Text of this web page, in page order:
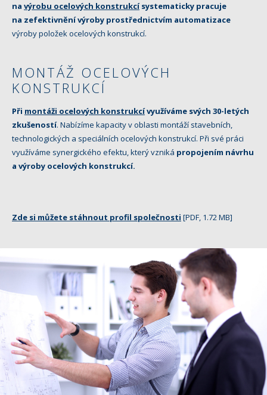
na výrobu ocelových konstrukcísystematicky pracuje
na zefektivnění výroby prostřednictvím automatizace
výroby položek ocelových konstrukcí.
MONTÁŽ OCELOVÝCH
KONSTRUKCÍ
Při montáži ocelových konstrukcívyužíváme svých 30-letých
zkušeností. Nabízíme kapacity v oblasti montáží stavebních,
technologických a speciálních ocelových konstrukcí. Při své práci
využíváme synergického efektu, který vzniká propojením návrhu
a výroby ocelových konstrukcí.
Zde si můžete stáhnout profil společnosti [PDF, 1.72 MB]